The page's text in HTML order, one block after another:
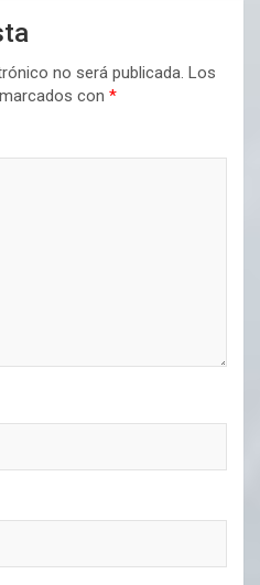
no será publicada. Los
con *